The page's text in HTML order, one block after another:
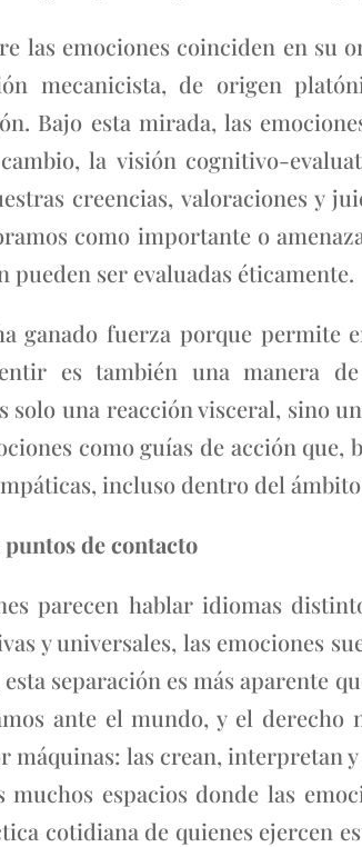
las emociones coinciden en su
mecanicista, de origen
Bajo esta mirada, las
la visión cognitivo-
creencias, valoraciones y
como importante o
pueden ser evaluadas éticamente.
ganado fuerza porque permite
es también una manera
una reacción visceral, sino
como guías de acción que,
incluso dentro del
puntos de contacto
parecen hablar idiomas
y universales, las emociones
separación es más aparente
ante el mundo, y el derecho
máquinas: las crean, interpretan
espacios donde las
cotidiana de quienes ejercen